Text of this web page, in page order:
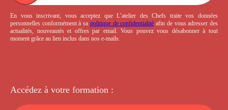
En vous inscrivant, vous acceptez que L’atelier des Chefs traite vos données
personnelles conformément à sa politique de confidentialité afin de vous adresser des
actualités, nouveautés et offres par email. Vous pouvez vous désabonner à tout
moment grâce au lien inclus dans nos e-mails.
Accédez à votre formation :